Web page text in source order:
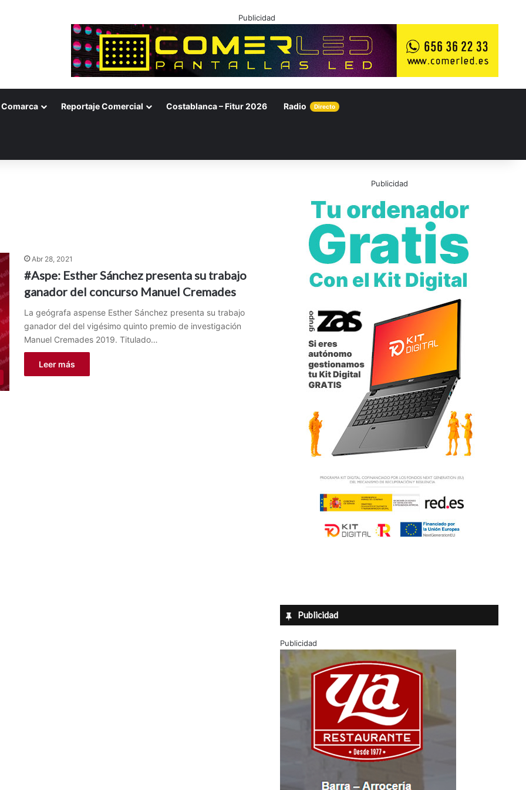
Publicidad
Comarca Reportaje Comercial Costablanca – Fitur 2026 Radio Directo
Abr 28, 2021
#Aspe: Esther Sánchez presenta su trabajo
ganador del concurso Manuel Cremades
La geógrafa aspense Esther Sánchez presenta su trabajo
ganador del del vigésimo quinto premio de investigación
Manuel Cremades 2019. Titulado…
Leer más
Publicidad
Publicidad
Publicidad